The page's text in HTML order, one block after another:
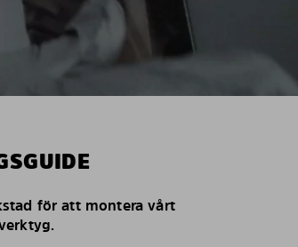
för att montera vårt